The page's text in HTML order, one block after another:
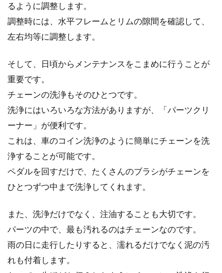
自転車での長距離移動（ロングライド）…。風
を受けて遠くまで走るのは、とても気持ちのい
いものですよね...
含む）は何kmになるのか
徒歩や走ったりするより速く移動できる自転車
か。競輪選...
るように調整します。
調整時には、水平フレームとリムの隙間を確認して、
左右均等に調整します。
そして、日頃からメンテナンスをこまめに行うことが
重要です。
チェーンの洗浄もそのひとつです。
洗浄にはいろいろな方法がありますが、「パーツクリ
ーナー」が便利です。
これは、車のコイン洗浄のように簡単にチェーンを洗
浄することが可能です。
ペダルを回すだけで、たくさんのブラシがチェーンを
ひとつずつ中まで洗浄してくれます。
また、洗浄だけでなく、注油することも大切です。
パーツの中で、最も汚れるのはチェーンなのです。
雨の日に走行したりすると、濡れるだけでなく泥の汚
れも付着します。